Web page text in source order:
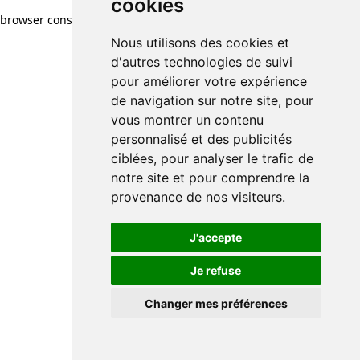
cookies
Nous utilisons des cookies et
d'autres technologies de suivi
pour améliorer votre expérience
de navigation sur notre site, pour
vous montrer un contenu
personnalisé et des publicités
ciblées, pour analyser le trafic de
notre site et pour comprendre la
provenance de nos visiteurs.
J'accepte
Je refuse
Changer mes préférences
cookies
Nous utilisons des cookies et
d'autres technologies de suivi
pour améliorer votre expérience
de navigation sur notre site, pour
vous montrer un contenu
personnalisé et des publicités
ciblées, pour analyser le trafic de
notre site et pour comprendre la
provenance de nos visiteurs.
J'accepte
Je refuse
Changer mes préférences
browser console for more information)